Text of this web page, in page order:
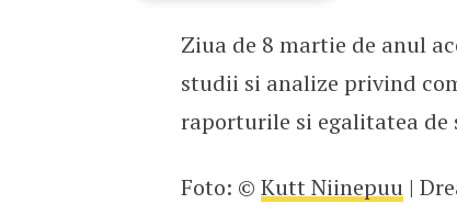
Universul femeilor
Ziua de 8 martie de anul
studii si analize privind
raporturile si egalitatea de
Foto: © Kutt Niinepuu |